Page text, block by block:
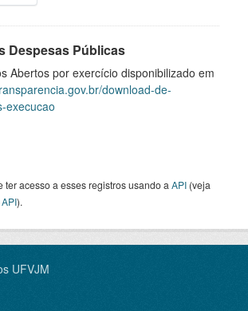
Despesas Públicas
Abertos por exercício disponibilizado em
download-de-
execucao
ter acesso a esses registros usando a API (veja
).
UFVJM